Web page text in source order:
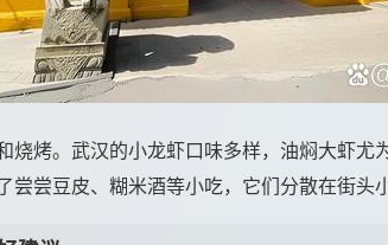
烧烤。武汉的小龙虾口味多样，油焖大虾
尝尝豆皮、糊米酒等小吃，它们分散在街头